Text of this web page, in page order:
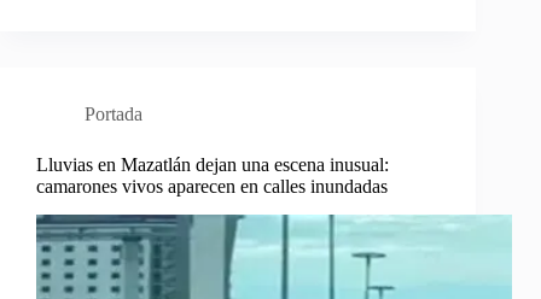
Portada
Lluvias en Mazatlán dejan una escena inusual:
camarones vivos aparecen en calles inundadas